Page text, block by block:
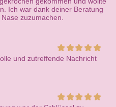
Ich war dank deiner Beratung
zuzumachen.
und zutreffende Nachricht